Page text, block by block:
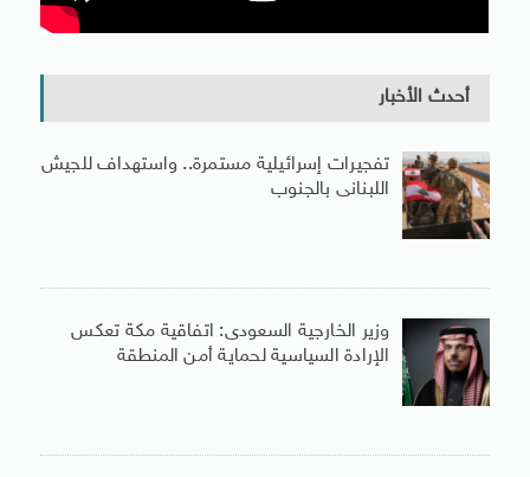
أحدث الأخبار
تفجيرات إسرائيلية مستمرة.. واستهداف للجيش
اللبنانى بالجنوب
وزير الخارجية السعودى: اتفاقية مكة تعكس
الإرادة السياسية لحماية أمن المنطقة